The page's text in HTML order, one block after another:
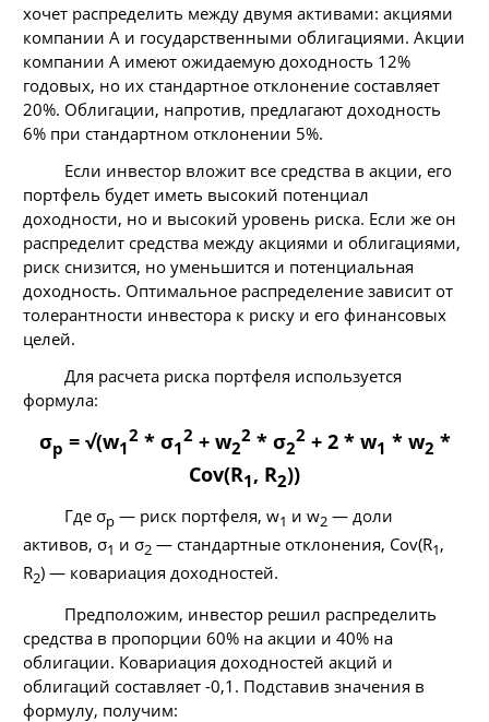
хочет распределить между двумя активами: акциями
компании А и государственными облигациями. Акции
компании А имеют ожидаемую доходность 12%
годовых, но их стандартное отклонение составляет
20%. Облигации, напротив, предлагают доходность
6% при стандартном отклонении 5%.
Если инвестор вложит все средства в акции, его
портфель будет иметь высокий потенциал
доходности, но и высокий уровень риска. Если же он
распределит средства между акциями и облигациями,
риск снизится, но уменьшится и потенциальная
доходность. Оптимальное распределение зависит от
толерантности инвестора к риску и его финансовых
целей.
Для расчета риска портфеля используется
формула:
σp = √(w1
2* σ1
2+ w2
2* σ2
2+ 2 * w1 * w2 *
Cov(R1, R2))
Где σp — риск портфеля, w1 и w2— доли
активов, σ1 и σ2 — стандартные отклонения, Cov(R1,
R2) — ковариация доходностей.
Предположим, инвестор решил распределить
средства в пропорции 60% на акции и 40% на
облигации. Ковариация доходностей акций и
облигаций составляет -0,1. Подставив значения в
формулу, получим: